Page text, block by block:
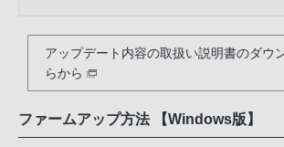
第３条（許諾条件）
１． 使用者は、前条に定める使用権
譲渡することができません。
２． 使用者は本ソフトウェアに関し
エンジニアリング、逆アセンブル、逆
アップデート内容の取扱い説明書のダウ
らから
ファームアップ方法 【Windows版】